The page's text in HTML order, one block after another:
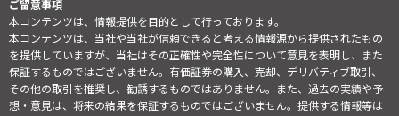
ご留意事項
本コンテンツは、情報提供を目的として行っております。
本コンテンツは、当社や当社が信頼できると考える情報源から提供されたもの
を提供していますが、当社はその正確性や完全性について意見を表明し、また
保証するものではございません。有価証券の購入、売却、デリバティブ取引、
その他の取引を推奨し、勧誘するものではありません。また、過去の実績や予
想・意見は、将来の結果を保証するものではございません。提供する情報等は